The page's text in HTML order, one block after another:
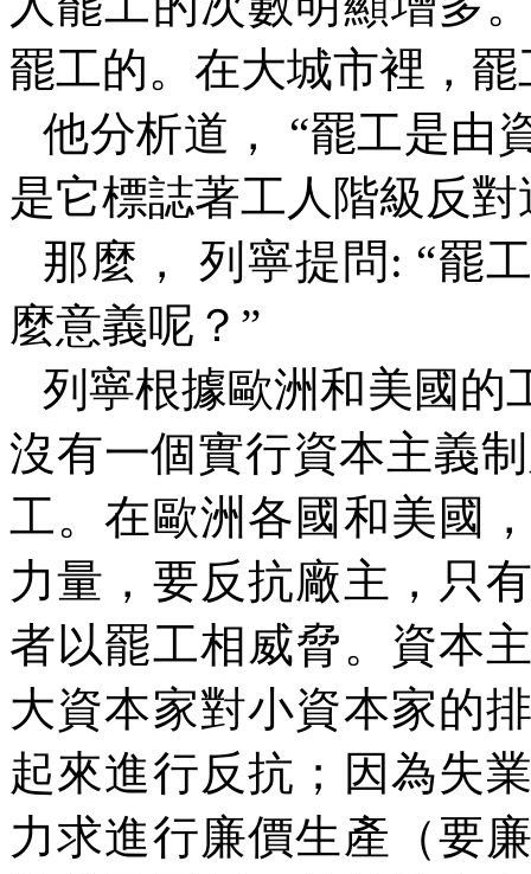
罷工的。在大城市裡，
他分析道，
“罷工是由
是它標誌著工人階級反
那麼，
列寧提問 : “罷
麼意義呢？ ”
列寧根據歐洲和美國的
沒有一個實行資本主義
工。在歐洲各國和美國
力量，要反抗廠主，只
者以罷工相威脅。資本
大資本家對小資本家的
起來進行反抗；因為失
力求進行廉價生產（要